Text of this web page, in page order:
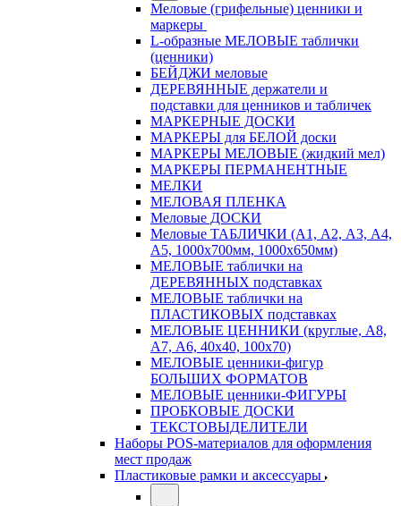
Меловые (грифельные) ценники и
маркеры
L-образные МЕЛОВЫЕ таблички
(ценники)
БЕЙДЖИ меловые
ДЕРЕВЯННЫЕ держатели и
подставки для ценников и табличек
МАРКЕРНЫЕ ДОСКИ
МАРКЕРЫ для БЕЛОЙ доски
МАРКЕРЫ МЕЛОВЫЕ (жидкий мел)
МАРКЕРЫ ПЕРМАНЕНТНЫЕ
МЕЛКИ
МЕЛОВАЯ ПЛЕНКА
Меловые ДОСКИ
Меловые ТАБЛИЧКИ (А1, А2, А3, А4,
А5, 1000х700мм, 1000х650мм)
МЕЛОВЫЕ таблички на
ДЕРЕВЯННЫХ подставках
МЕЛОВЫЕ таблички на
ПЛАСТИКОВЫХ подставках
МЕЛОВЫЕ ЦЕННИКИ (круглые, А8,
А7, А6, 40х40, 100х70)
МЕЛОВЫЕ ценники-фигур
БОЛЬШИХ ФОРМАТОВ
МЕЛОВЫЕ ценники-ФИГУРЫ
ПРОБКОВЫЕ ДОСКИ
ТЕКСТОВЫДЕЛИТЕЛИ
Наборы POS-материалов для оформления
мест продаж
Пластиковые рамки и аксессуары